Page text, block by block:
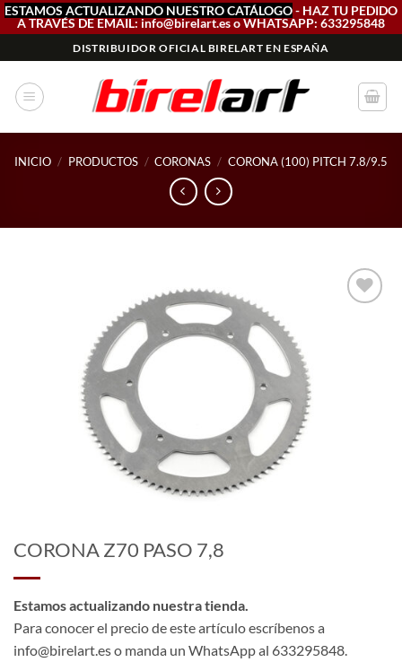
ESTAMOS ACTUALIZANDO NUESTRO CATÁLOGO- HAZ TU PEDIDO
A TRAVÉS DE EMAIL: info@birelart.es o WHATSAPP: 633295848
al
contenido
DISTRIBUIDOR OFICIAL BIRELART EN ESPAÑA
INICIO / PRODUCTOS / CORONAS / CORONA (100) PITCH 7.8/9.5
CORONA Z70 PASO 7,8
Estamos actualizando nuestra tienda.
Para conocer el precio de este artículo escríbenos a
info@birelart.es o manda un WhatsApp al 633295848.